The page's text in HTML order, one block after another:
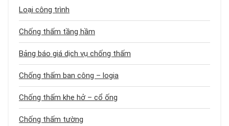
Loại công trình
Chống thấm tầng hầm
Bảng báo giá dịch vụ chống thấm
Chống thấm ban công – logia
Chống thấm khe hở – cổ ống
Chống thấm tường